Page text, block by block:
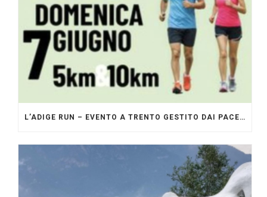
L’ADIGE RUN – EVENTO A TRENTO GESTITO DAI PACERS GLI ORIGINALI